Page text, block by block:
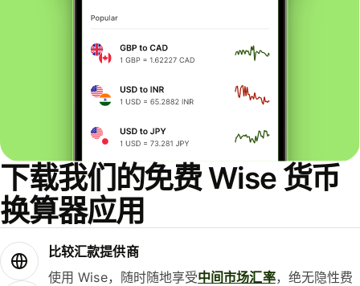
下载我们的免费 Wise 货币
换算器应用
比较汇款提供商
使用 Wise，随时随地享受中间市场汇率，绝无隐性费